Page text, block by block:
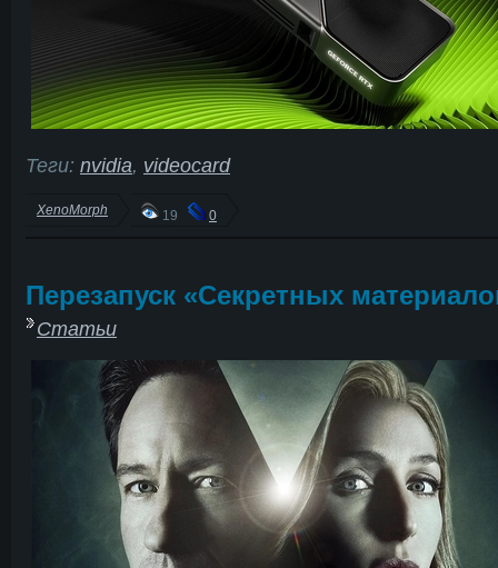
Теги: nvidia, videocard
XenoMorph 19 0
Перезапуск «Секретных
Статьи